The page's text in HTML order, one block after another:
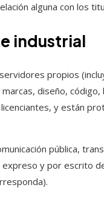
alguna con los
industrial
propios
diseño,
y están
pública,
y por escrito